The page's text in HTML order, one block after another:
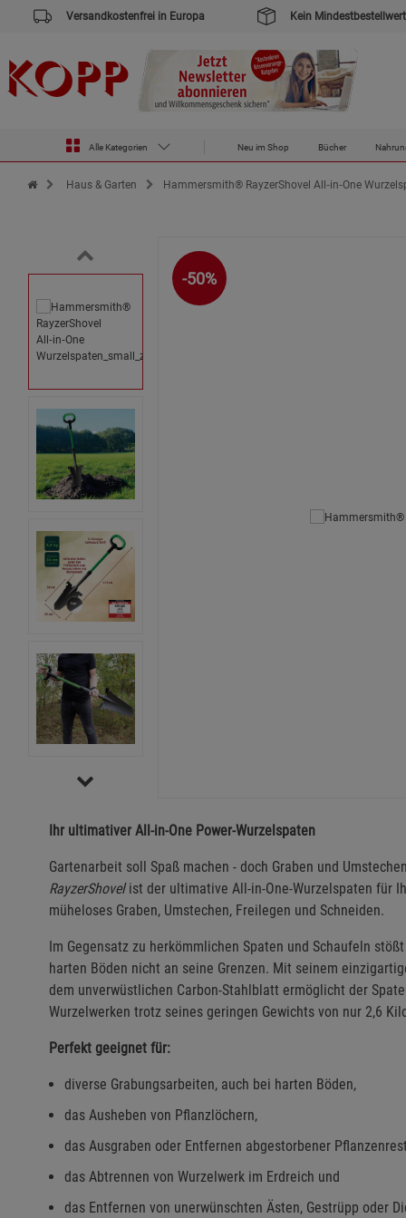
Versandkostenfrei in Europa Kein Mindestbestellwert
Alle Kategorien Neu im Shop Bücher
Zur Startseite des Kopp Verlag Online-Shop
Haus & Garten Hammersmith® RayzerShovel All‑in‑One
-50%
Ihr ultimativer All-in-One Power-Wurzelspaten
Gartenarbeit soll Spaß machen - doch Graben und
RayzerShovelist der ultimative All-in-One-Wurzelspaten für
müheloses Graben, Umstechen, Freilegen und Schneiden.
Im Gegensatz zu herkömmlichen Spaten und Schaufeln
harten Böden nicht an seine Grenzen. Mit seinem
dem unverwüstlichen Carbon-Stahlblatt ermöglicht der
Wurzelwerken trotz seines geringen Gewichts von nur 2,6
Perfekt geeignet für:
diverse Grabungsarbeiten, auch bei harten Böden,
das Ausheben von Pflanzlöchern,
das Ausgraben oder Entfernen abgestorbener
das Abtrennen von Wurzelwerk im Erdreich und
das Entfernen von unerwünschten Ästen, Gestrüpp oder